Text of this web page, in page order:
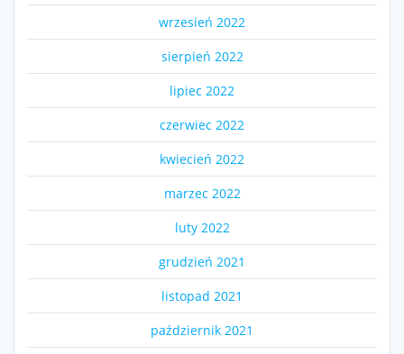
wrzesień 2022
sierpień 2022
lipiec 2022
czerwiec 2022
kwiecień 2022
marzec 2022
luty 2022
grudzień 2021
listopad 2021
październik 2021